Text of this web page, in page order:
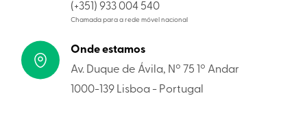
(+351) 933 004 540
Chamada para a rede móvel nacional
Onde estamos
Av. Duque de Ávila, Nº 75 1º Andar
1000-139 Lisboa - Portugal